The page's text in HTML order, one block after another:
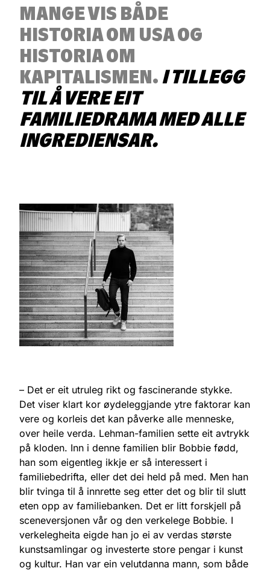
MANGE VIS BÅDE
HISTORIA OM USA OG
HISTORIA OM
KAPITALISMEN.I TILLEGG
TIL Å VERE EIT
FAMILIEDRAMA MED ALLE
INGREDIENSAR.
– Det er eit utruleg rikt og fascinerande stykke.
Det viser klart kor øydeleggjande ytre faktorar kan
vere og korleis det kan påverke alle menneske,
over heile verda. Lehman-familien sette eit avtrykk
på kloden. Inn i denne familien blir Bobbie fødd,
han som eigentleg ikkje er så interessert i
familiebedrifta, eller det dei held på med. Men han
blir tvinga til å innrette seg etter det og blir til slutt
eten opp av familiebanken. Det er litt forskjell på
sceneversjonen vår og den verkelege Bobbie. I
verkelegheita eigde han jo ei av verdas største
kunstsamlingar og investerte store pengar i kunst
og kultur. Han var ein velutdanna mann, som både